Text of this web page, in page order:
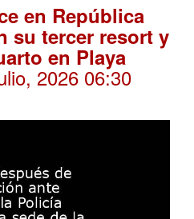
en República
su tercer resort y
en Playa
2026 06:30